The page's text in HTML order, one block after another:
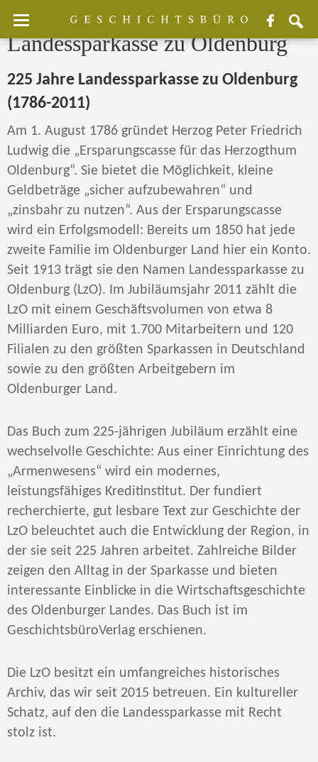
Facebook
Landessparkasse zu Oldenburg
225 Jahre Landessparkasse zu Oldenburg
(1786-2011)
Am 1. August 1786 gründet Herzog Peter Friedrich
Ludwig die „Ersparungscasse für das Herzogthum
Oldenburg“. Sie bietet die Möglichkeit, kleine
Geldbeträge „sicher aufzubewahren“ und
„zinsbahr zu nutzen“. Aus der Ersparungscasse
wird ein Erfolgsmodell: Bereits um 1850 hat jede
zweite Familie im Oldenburger Land hier ein Konto.
Seit 1913 trägt sie den Namen Landessparkasse zu
Oldenburg (LzO). Im Jubiläumsjahr 2011 zählt die
LzO mit einem Geschäftsvolumen von etwa 8
Milliarden Euro, mit 1.700 Mitarbeitern und 120
Filialen zu den größten Sparkassen in Deutschland
sowie zu den größten Arbeitgebern im
Oldenburger Land.
Das Buch zum 225-jährigen Jubiläum erzählt eine
wechselvolle Geschichte: Aus einer Einrichtung des
„Armenwesens“ wird ein modernes,
leistungsfähiges Kreditinstitut. Der fundiert
recherchierte, gut lesbare Text zur Geschichte der
LzO beleuchtet auch die Entwicklung der Region, in
der sie seit 225 Jahren arbeitet. Zahlreiche Bilder
zeigen den Alltag in der Sparkasse und bieten
interessante Einblicke in die Wirtschaftsgeschichte
des Oldenburger Landes. Das Buch ist im
GeschichtsbüroVerlag erschienen.
Die LzO besitzt ein umfangreiches historisches
Archiv, das wir seit 2015 betreuen. Ein kultureller
Schatz, auf den die Landessparkasse mit Recht
stolz ist.